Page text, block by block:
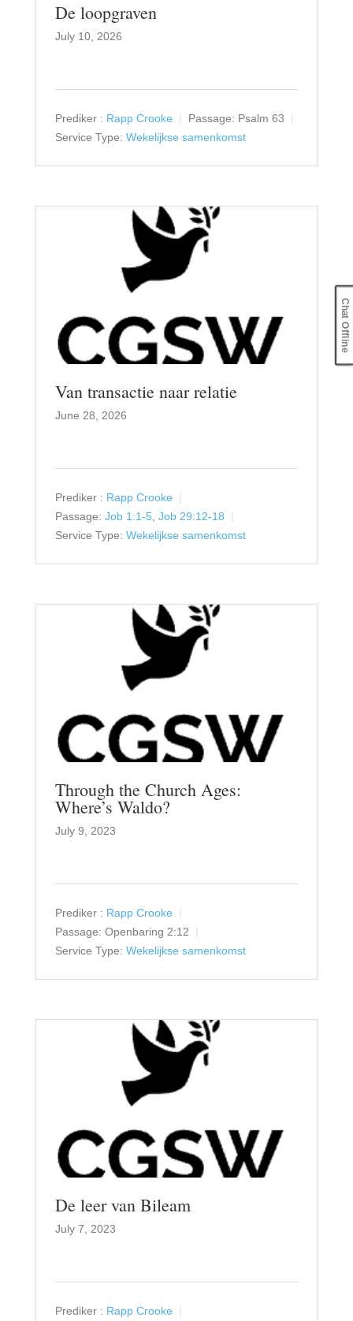
De loopgraven
July 10, 2026
Prediker : Rapp Crooke Passage: Psalm 63
Service Type: Wekelijkse samenkomst
Van transactie naar relatie
June 28, 2026
Prediker : Rapp Crooke
Passage: Job 1:1-5 Job 29:12-18
Service Type: Wekelijkse samenkomst
Through the Church Ages:
Where’s Waldo?
July 9, 2023
Prediker : Rapp Crooke
Passage: Openbaring 2:12
Service Type: Wekelijkse samenkomst
De leer van Bileam
July 7, 2023
Prediker : Rapp Crooke
Chat Offline